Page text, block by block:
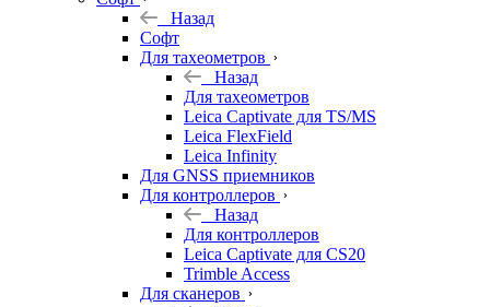
Назад
Софт
Для тахеометров
Назад
Для тахеометров
Leica Captivate для TS/MS
Leica FlexField
Leica Infinity
Для GNSS приемников
Для контроллеров
Назад
Для контроллеров
Leica Captivate для CS20
Trimble Access
Для сканеров